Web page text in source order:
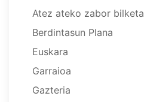
Atez ateko zabor bilketa
Berdintasun Plana
Euskara
Garraioa
Gazteria